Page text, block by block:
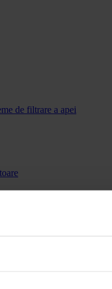
de filtrare a apei